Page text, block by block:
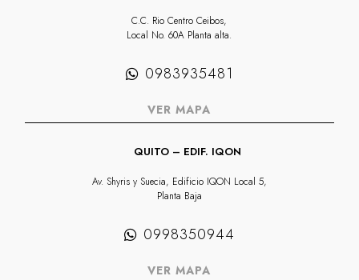
C.C. Rio Centro Ceibos,
Local No. 60A Planta alta.
0983935481
VER MAPA
QUITO – EDIF. IQON
Av. Shyris y Suecia, Edificio IQON Local 5,
Planta Baja
0998350944
VER MAPA